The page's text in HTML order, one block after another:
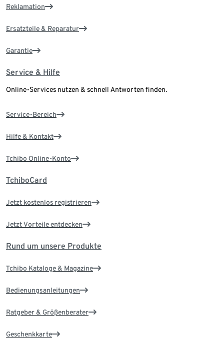
Reklamation
Ersatzteile & Reparatur
Garantie
Service & Hilfe
Online-Services nutzen & schnell Antworten finden.
Service-Bereich
Hilfe & Kontakt
Tchibo Online-Konto
TchiboCard
Jetzt kostenlos registrieren
Jetzt Vorteile entdecken
Rund um unsere Produkte
Tchibo Kataloge & Magazine
Bedienungsanleitungen
Ratgeber & Größenberater
Geschenkkarte